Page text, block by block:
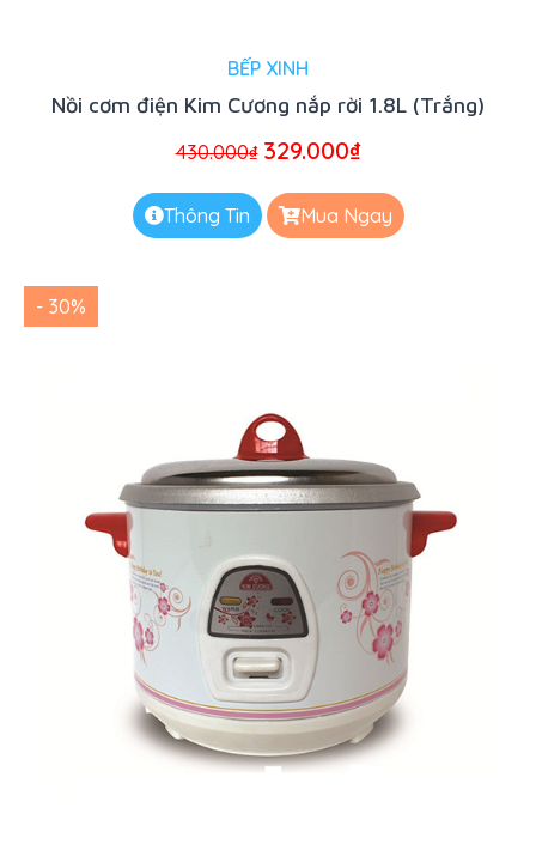
BẾP XINH
Nồi cơm điện Kim Cương nắp rời 1.8L (Trắng)
430.000₫ 329.000₫
Thông Tin Mua Ngay
- 30%